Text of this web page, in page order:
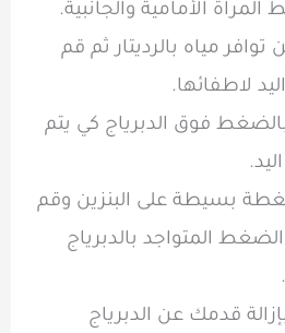
الأمامية والجانبية.
مياه بالرديتار ثم قم
لاطفائها.
فوق الدبرياج كي يتم
بسيطة على البنزين وقم
المتواجد بالدبرياج
قدمك عن الدبرياج